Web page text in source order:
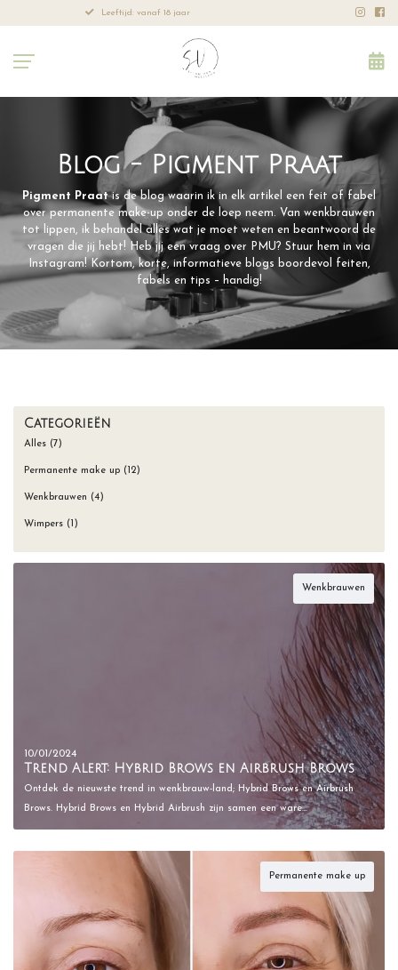
Leeftijd: vanaf 18 jaar
Blog - Pigment Praat
Pigment Praatis de blog waarin ik in elk artikel een feit of fabel
over permanente make-up onder de loep neem. Van wenkbrauwen
tot lippen, ik behandel alles wat je moet weten en beantwoord de
vragen die jij hebt! Heb jij een vraag over PMU? Stuur hem in via
Instagram! Kortom, korte, informatieve blogs boordevol feiten,
fabels en tips – handig!
Categorieën
Alles (7)
Permanente make up (12)
Wenkbrauwen (4)
Wimpers (1)
Wenkbrauwen
10/01/2024
Trend Alert: Hybrid Brows en Airbrush Brows
Ontdek de nieuwste trend in wenkbrauw-land; Hybrid Brows en Airbrush
Brows. Hybrid Brows en Hybrid Airbrush zijn samen een ware…
Permanente make up